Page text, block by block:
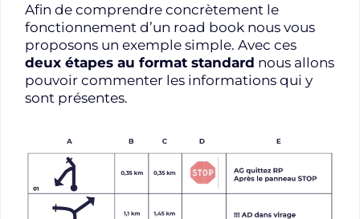
Afin de comprendre concrètement le
fonctionnement d’un road book nous vous
proposons un exemple simple. Avec ces
deux étapes au format standard nous allons
pouvoir commenter les informations qui y
sont présentes.